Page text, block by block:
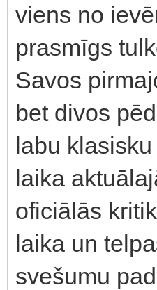
viens no
prasmīgs
Savos
bet divos
labu
laika
oficiālās
laika un
svešumu